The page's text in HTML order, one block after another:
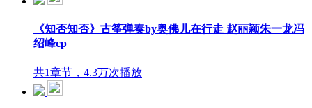
《知否知否》古筝弹奏by奥佛儿在行走 赵丽颖朱一龙冯
绍峰cp
共1章节，4.3万次播放